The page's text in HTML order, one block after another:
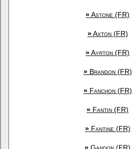
»Astone (FR)
»Axton (FR)
»Ayrton (FR)
»Brandon (FR)
»Fanchon (FR)
» Fantin (FR)
»Fantine (FR)